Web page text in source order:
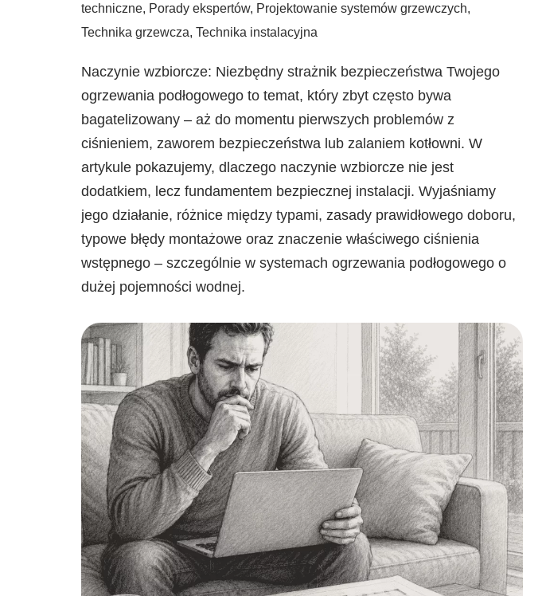
techniczne, Porady ekspertów, Projektowanie systemów grzewczych,
Technika grzewcza, Technika instalacyjna
Naczynie wzbiorcze: Niezbędny strażnik bezpieczeństwa Twojego
ogrzewania podłogowego to temat, który zbyt często bywa
bagatelizowany – aż do momentu pierwszych problemów z
ciśnieniem, zaworem bezpieczeństwa lub zalaniem kotłowni. W
artykule pokazujemy, dlaczego naczynie wzbiorcze nie jest
dodatkiem, lecz fundamentem bezpiecznej instalacji. Wyjaśniamy
jego działanie, różnice między typami, zasady prawidłowego doboru,
typowe błędy montażowe oraz znaczenie właściwego ciśnienia
wstępnego – szczególnie w systemach ogrzewania podłogowego o
dużej pojemności wodnej.